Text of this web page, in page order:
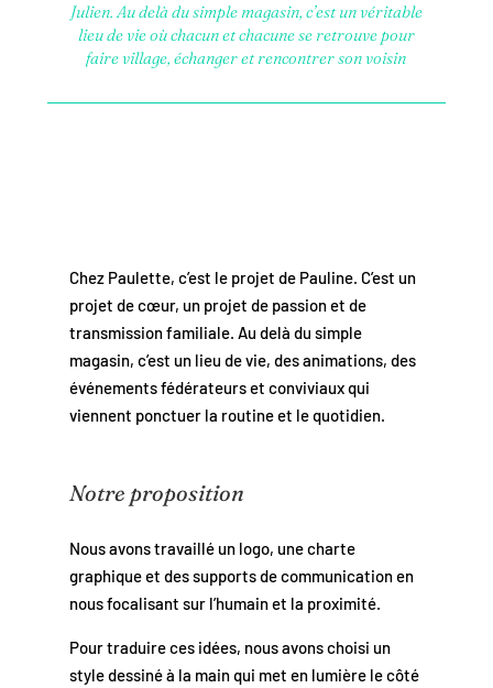
Julien. Au delà du simple magasin, c’est un véritable
lieu de vie où chacun et chacune se retrouve pour
faire village, échanger et rencontrer son voisin
Chez Paulette, c’est le projet de Pauline. C’est un
projet de cœur, un projet de passion et de
transmission familiale. Au delà du simple
magasin, c’est un lieu de vie, des animations, des
événements fédérateurs et conviviaux qui
viennent ponctuer la routine et le quotidien.
Notre proposition
Nous avons travaillé un logo, une charte
graphique et des supports de communication en
nous focalisant sur l’humain et la proximité.
Pour traduire ces idées, nous avons choisi un
style dessiné à la main qui met en lumière le côté